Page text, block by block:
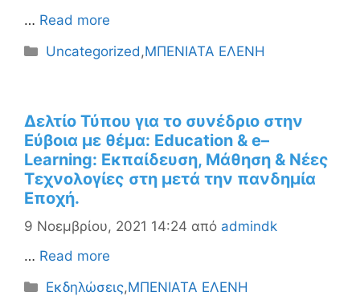
… Read more
Κατηγορίες
Uncategorized ,ΜΠΕΝΙΑΤΑ ΕΛΕΝΗ
Δελτίο Τύπου για το συνέδριο στην
Εύβοια με θέμα: Education & e–
Learning: Εκπαίδευση, Μάθηση & Νέες
Τεχνολογίες στη μετά την πανδημία
Εποχή.
9 Νοεμβρίου, 2021 14:24 από admindk
… Read more
Κατηγορίες
Εκδηλώσεις,ΜΠΕΝΙΑΤΑ ΕΛΕΝΗ